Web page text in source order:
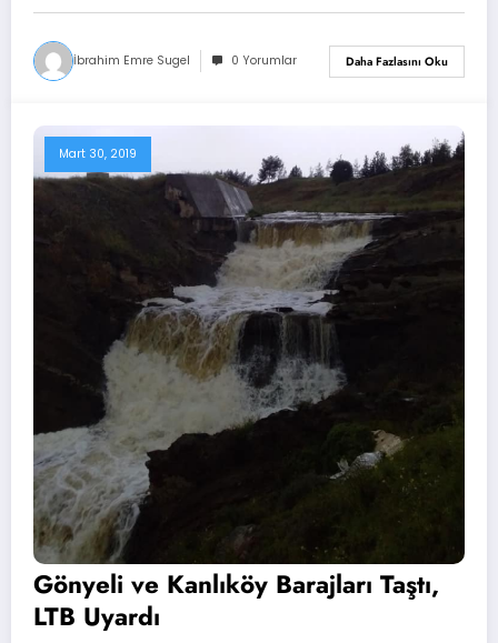
İbrahim Emre Sugel 0 Yorumlar Daha Fazlasını Oku
Mart 30, 2019
Gönyeli ve Kanlıköy Barajları Taştı,
LTB Uyardı